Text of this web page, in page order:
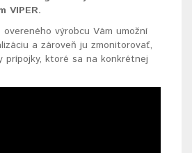
VIPER.
výrobcu Vám umožní
a zároveň ju zmonitorovať,
prípojky, ktoré sa na konkrétnej